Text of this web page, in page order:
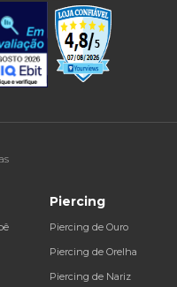
Piercing
Piercing de Ouro
Piercing de Orelha
Piercing de Nariz